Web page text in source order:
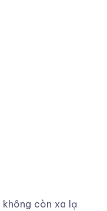
không còn xa lạ